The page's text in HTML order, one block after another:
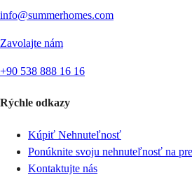
info@summerhomes.com
Zavolajte nám
+90 538 888 16 16
Rýchle odkazy
Kúpiť Nehnuteľnosť
Ponúknite svoju nehnuteľnosť na
Kontaktujte nás